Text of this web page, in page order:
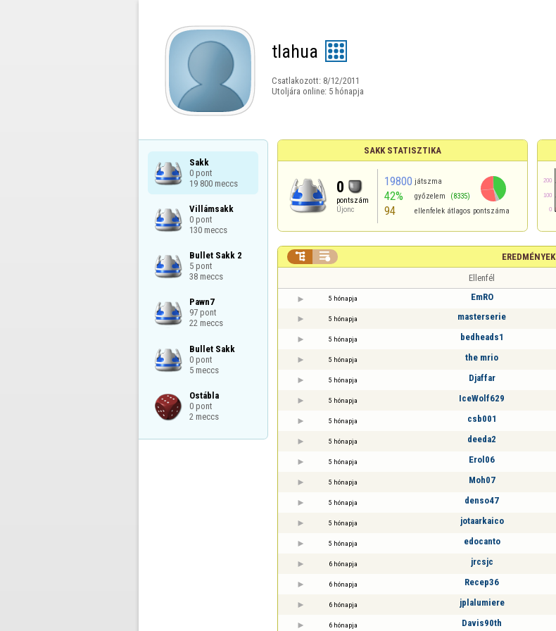
tlahua
Csatlakozott: 8/12/2011
Utoljára online: 5 hónapja
Sakk
0 pont
19 800 meccs
Villámsakk
0 pont
130 meccs
Bullet Sakk 2
5 pont
38 meccs
Pawn7
97 pont
22 meccs
Bullet Sakk
0 pont
5 meccs
Ostábla
0 pont
2 meccs
SAKK STATISZTIKA
0
pontszám
Újonc
19800 játszma
42% győzelem (8335)
94 ellenfelek átlagos pontszáma
EREDMÉNYEK
 
Ellenfél
5 hónapja EmRO
5 hónapja masterserie
5 hónapja bedheads1
5 hónapja the mrio
5 hónapja Djaffar
5 hónapja IceWolf629
5 hónapja csb001
5 hónapja deeda2
5 hónapja Erol06
5 hónapja Moh07
5 hónapja denso47
5 hónapja jotaarkaico
5 hónapja edocanto
6 hónapja jrcsjc
6 hónapja Recep36
6 hónapja jplalumiere
6 hónapja Davis90th